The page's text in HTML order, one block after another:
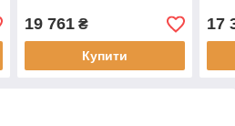
19 761₴
Купити
17